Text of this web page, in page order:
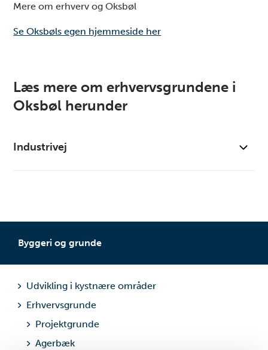
Mere om erhverv og Oksbøl
Se Oksbøls egen hjemmeside her
Læs mere om erhvervsgrundene i
Oksbøl herunder
Industrivej
Handelsvilkår
Byggeri og grunde
Udvikling i kystnære områder
Erhvervsgrunde
Projektgrunde
Agerbæk